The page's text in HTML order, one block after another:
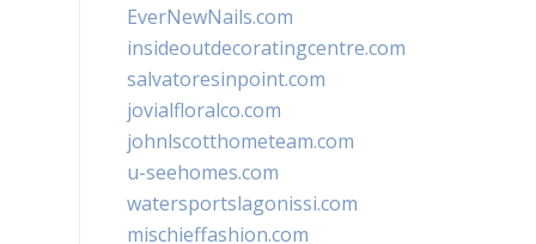
EverNewNails.com
insideoutdecoratingcentre.com
salvatoresinpoint.com
jovialfloralco.com
johnlscotthometeam.com
u-seehomes.com
watersportslagonissi.com
mischieffashion.com